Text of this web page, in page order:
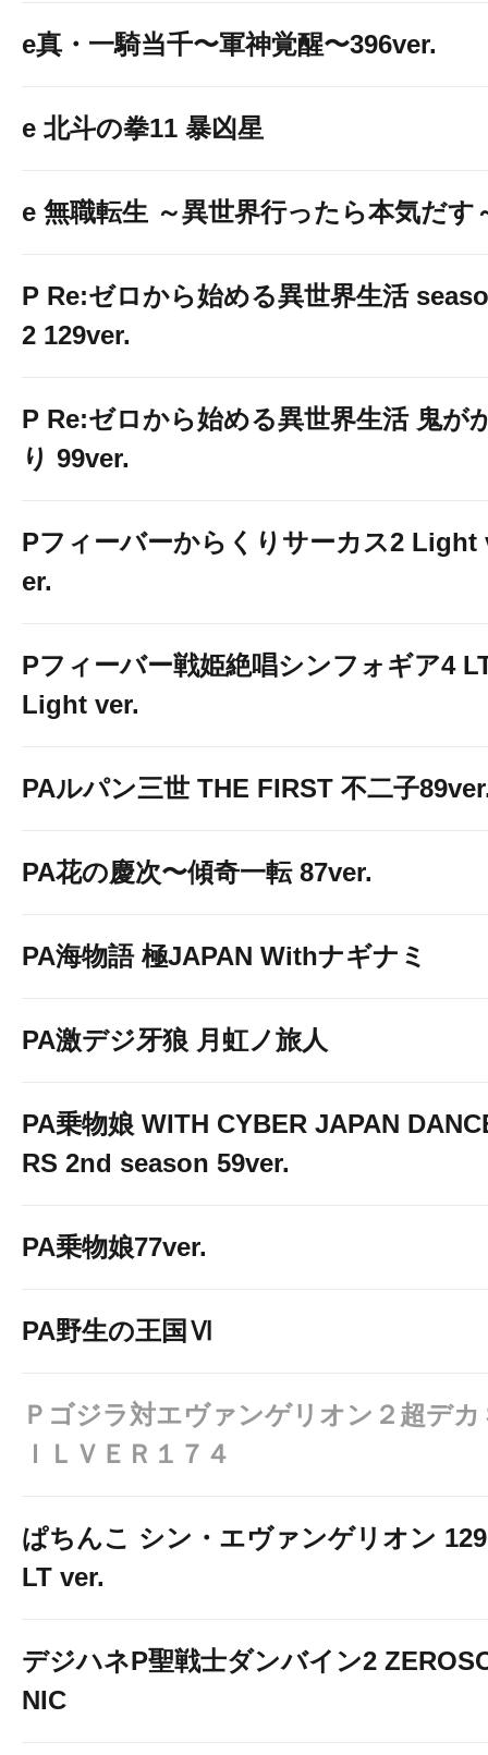
e真・一騎当千〜軍神覚醒〜396ver.
e 北斗の拳11 暴凶星
e 無職転生 ～異世界行ったら本気だす
P Re:ゼロから始める異世界生活
2 129ver.
P Re:ゼロから始める異世界生活 鬼が
り 99ver.
Pフィーバーからくりサーカス2 Light
er.
Pフィーバー戦姫絶唱シンフォギア4
Light ver.
PAルパン三世 THE FIRST 不二子
PA花の慶次〜傾奇一転 87ver.
PA海物語 極JAPAN Withナギナミ
PA激デジ牙狼 月虹ノ旅人
PA乗物娘 WITH CYBER JAPAN
RS 2nd season 59ver.
PA乗物娘77ver.
PA野生の王国Ⅵ
Ｐゴジラ対エヴァンゲリオン２超デカ
ＩＬＶＥＲ１７４
ぱちんこ シン・エヴァンゲリオン 129
LT ver.
デジハネP聖戦士ダンバイン2
NIC